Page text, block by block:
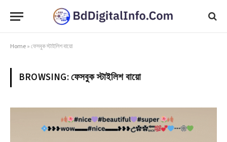
Home»ফেসবুক স্টাইলিশ বায়ো
BROWSING:ফেসবুক স্টাইলিশ বায়ো